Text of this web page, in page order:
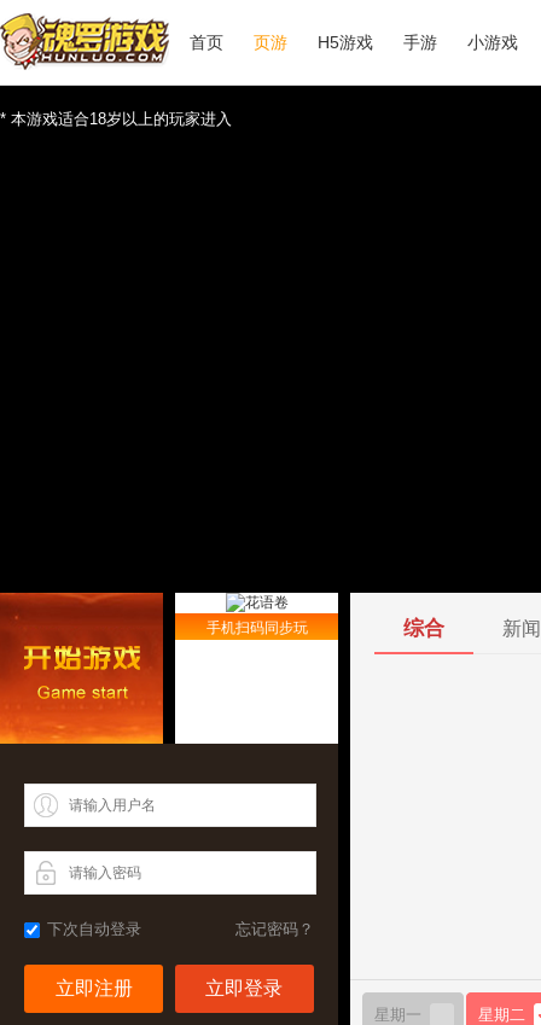
首页 页游 H5游戏 手游 小游戏
* 本游戏适合18岁以上的玩家进入
手机扫码同步玩
忘记密码？
下次自动登录
立即注册
综合 新闻
星期一 星期二